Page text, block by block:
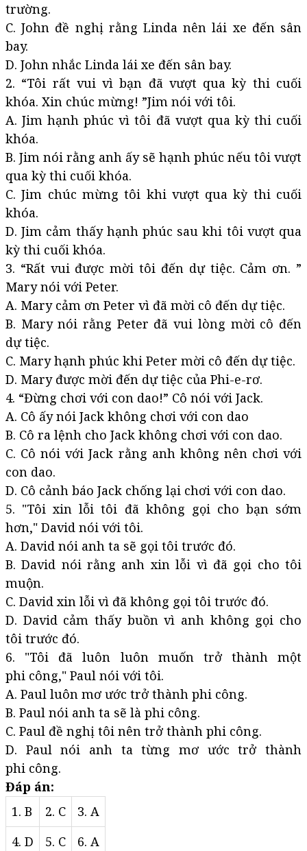
trường.
C. John đề nghị rằng Linda nên lái xe đến sân
bay.
D. John nhắc Linda lái xe đến sân bay.
2. “Tôi rất vui vì bạn đã vượt qua kỳ thi cuối
khóa. Xin chúc mừng! ”Jim nói với tôi.
A. Jim hạnh phúc vì tôi đã vượt qua kỳ thi cuối
khóa.
B. Jim nói rằng anh ấy sẽ hạnh phúc nếu tôi vượt
qua kỳ thi cuối khóa.
C. Jim chúc mừng tôi khi vượt qua kỳ thi cuối
khóa.
D. Jim cảm thấy hạnh phúc sau khi tôi vượt qua
kỳ thi cuối khóa.
3. “Rất vui được mời tôi đến dự tiệc. Cảm ơn. ”
Mary nói với Peter.
A. Mary cảm ơn Peter vì đã mời cô đến dự tiệc.
B. Mary nói rằng Peter đã vui lòng mời cô đến
dự tiệc.
C. Mary hạnh phúc khi Peter mời cô đến dự tiệc.
D. Mary được mời đến dự tiệc của Phi-e-rơ.
4. “Đừng chơi với con dao!” Cô nói với Jack.
A. Cô ấy nói Jack không chơi với con dao
B. Cô ra lệnh cho Jack không chơi với con dao.
C. Cô nói với Jack rằng anh không nên chơi với
con dao.
D. Cô cảnh báo Jack chống lại chơi với con dao.
5. "Tôi xin lỗi tôi đã không gọi cho bạn sớm
hơn," David nói với tôi.
A. David nói anh ta sẽ gọi tôi trước đó.
B. David nói rằng anh xin lỗi vì đã gọi cho tôi
muộn.
C. David xin lỗi vì đã không gọi tôi trước đó.
D. David cảm thấy buồn vì anh không gọi cho
tôi trước đó.
6. "Tôi đã luôn luôn muốn trở thành một
phi công," Paul nói với tôi.
A. Paul luôn mơ ước trở thành phi công.
B. Paul nói anh ta sẽ là phi công.
C. Paul đề nghị tôi nên trở thành phi công.
D. Paul nói anh ta từng mơ ước trở thành
phi công.
Đáp án:
1. B
2. C
3. A
4. D
5. C 6. A